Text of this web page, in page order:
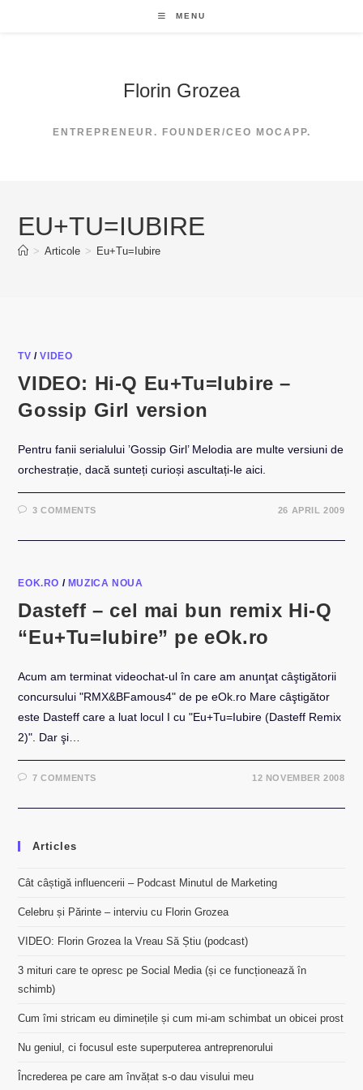
MENU
Florin Grozea
ENTREPRENEUR. FOUNDER/CEO MOCAPP.
EU+TU=IUBIRE
> Articole > Eu+Tu=Iubire
TV /VIDEO
VIDEO: Hi-Q Eu+Tu=Iubire –
Gossip Girl version
Pentru fanii serialului ’Gossip Girl’ Melodia are multe versiuni de
orchestrație, dacă sunteți curioși ascultați-le aici.
3 COMMENTS 26 APRIL 2009
EOK.RO / MUZICA NOUA
Dasteff – cel mai bun remix Hi-Q
“Eu+Tu=Iubire” pe eOk.ro
Acum am terminat videochat-ul în care am anunţat câştigătorii
concursului "RMX&BFamous4" de pe eOk.ro Mare câştigător
este Dasteff care a luat locul I cu "Eu+Tu=Iubire (Dasteff Remix
2)". Dar şi…
7 COMMENTS 12 NOVEMBER 2008
Articles
Cât câștigă influencerii – Podcast Minutul de Marketing
Celebru și Părinte – interviu cu Florin Grozea
VIDEO: Florin Grozea la Vreau Să Știu (podcast)
3 mituri care te opresc pe Social Media (și ce funcționează în
schimb)
Cum îmi stricam eu diminețile și cum mi-am schimbat un obicei prost
Nu geniul, ci focusul este superputerea antreprenorului
Încrederea pe care am învățat s-o dau visului meu